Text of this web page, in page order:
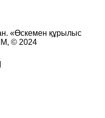
«Өскемен құрылыс
© 2024